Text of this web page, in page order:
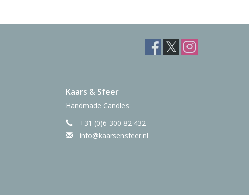
Kaars & Sfeer
Handmade Candles
+31 (0)6-300 82 432
info@kaarsensfeer.nl